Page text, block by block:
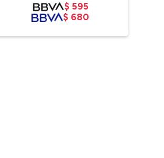
$ 595
$ 680